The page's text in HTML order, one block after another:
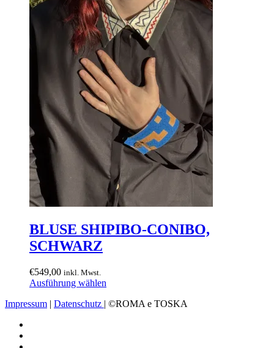
Die
Optionen
können
auf
der
Produktseite
gewählt
werden
BLUSE SHIPIBO-CONIBO,
SCHWARZ
€549,00 inkl. Mwst.
Ausführung wählen
weist
Impressum | Datenschutz | ©ROMA e TOSKA